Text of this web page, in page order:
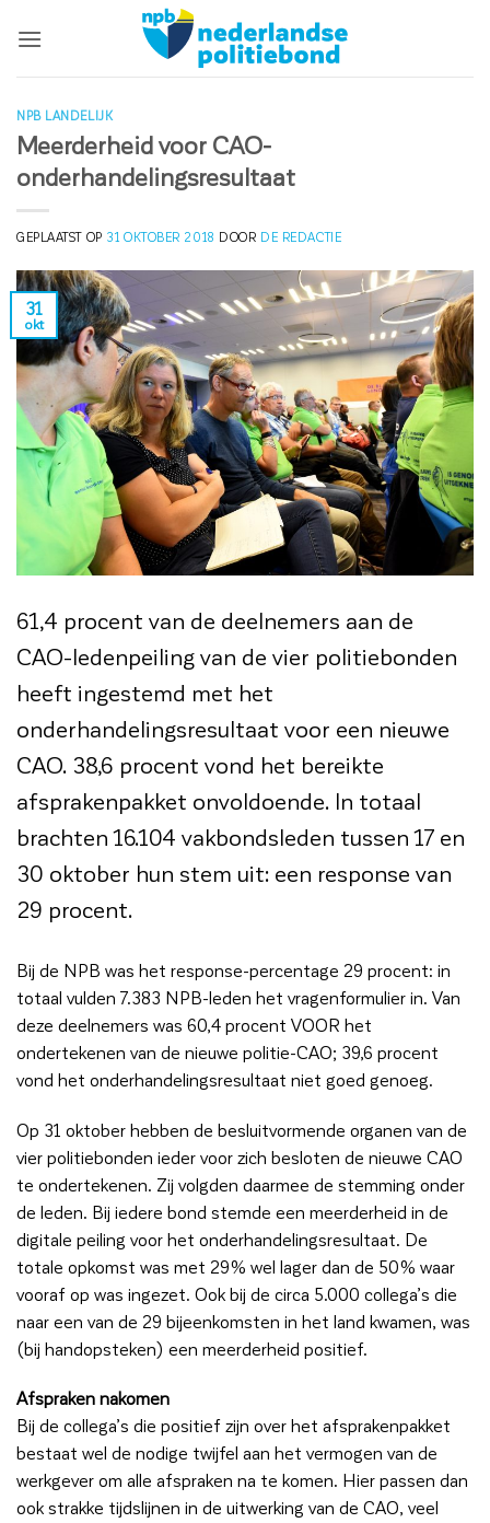
naar
NPB LANDELIJK
Meerderheid voor CAO-
onderhandelingsresultaat
GEPLAATST OP 31 OKTOBER 2018 DOOR DE REDACTIE
31
okt
61,4 procent van de deelnemers aan de
CAO-ledenpeiling van de vier politiebonden
heeft ingestemd met het
onderhandelingsresultaat voor een nieuwe
CAO. 38,6 procent vond het bereikte
afsprakenpakket onvoldoende. In totaal
brachten 16.104 vakbondsleden tussen 17 en
30 oktober hun stem uit: een response van
29 procent.
Bij de NPB was het response-percentage 29 procent: in
totaal vulden 7.383 NPB-leden het vragenformulier in. Van
deze deelnemers was 60,4 procent VOOR het
ondertekenen van de nieuwe politie-CAO; 39,6 procent
vond het onderhandelingsresultaat niet goed genoeg.
Op 31 oktober hebben de besluitvormende organen van de
vier politiebonden ieder voor zich besloten de nieuwe CAO
te ondertekenen. Zij volgden daarmee de stemming onder
de leden. Bij iedere bond stemde een meerderheid in de
digitale peiling voor het onderhandelingsresultaat. De
totale opkomst was met 29% wel lager dan de 50% waar
vooraf op was ingezet. Ook bij de circa 5.000 collega’s die
naar een van de 29 bijeenkomsten in het land kwamen, was
(bij handopsteken) een meerderheid positief.
Afspraken nakomen
Bij de collega’s die positief zijn over het afsprakenpakket
bestaat wel de nodige twijfel aan het vermogen van de
werkgever om alle afspraken na te komen. Hier passen dan
ook strakke tijdslijnen in de uitwerking van de CAO, veel